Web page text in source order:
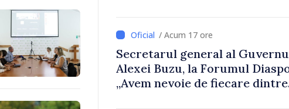
/ Acum 17 ore
Secretarul general al
Alexei Buzu, la Forumul
„Avem nevoie de fiecare dintre